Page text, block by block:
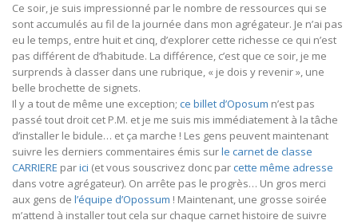
Ce soir, je suis impressionné par le nombre de ressources qui se
sont accumulés au fil de la journée dans mon agrégateur. Je n’ai pas
eu le temps, entre huit et cinq, d’explorer cette richesse ce qui n’est
pas différent de d’habitude. La différence, c’est que ce soir, je me
surprends à classer dans une rubrique, « je dois y revenir », une
belle brochette de signets.
Il y a tout de même une exception; ce billet d’Oposum n’est pas
passé tout droit cet P.M. et je me suis mis immédiatement à la tâche
d’installer le bidule… et ça marche ! Les gens peuvent maintenant
suivre les derniers commentaires émis surle carnet de classe
CARRIERE parici (et vous souscrivez donc parcette même adresse
dans votre agrégateur). On arrête pas le progrès… Un gros merci
aux gens de l’équipe d’Opossum ! Maintenant, une grosse soirée
m’attend à installer tout cela sur chaque carnet histoire de suivre